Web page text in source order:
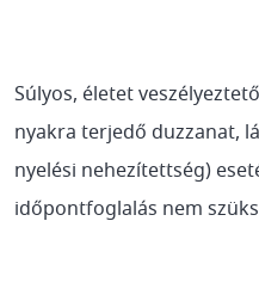
Súlyos, életet
nyakra terjedő duzzanat,
nyelési nehezítettség)
időpontfoglalás nem